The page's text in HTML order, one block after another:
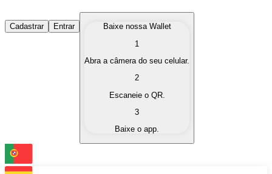
Comprar Criptomoedas
Compre as criptomoedas de seu interesse de forma
Converta suas criptomoedas em moeda fiduciária
Troque uma criptomoeda por outra
Cadastrar Entrar
Baixe nossa Wallet
1
Abra a câmera do seu celular.
2
Escaneie o QR.
3
Baixe o app.